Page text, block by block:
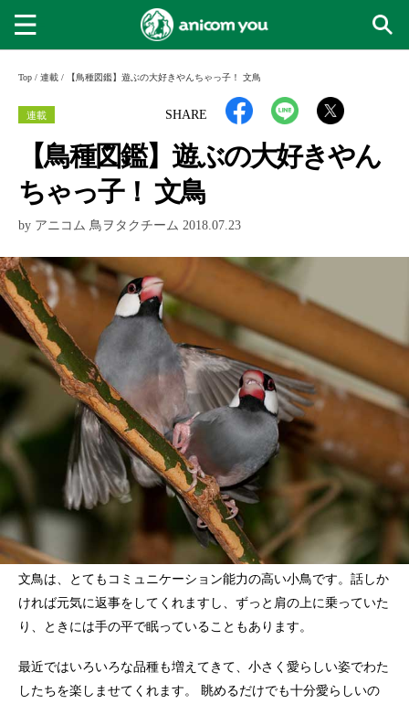
Top / 連載 / 【鳥種図鑑】遊ぶの大好きやんちゃっ子！ 文鳥
SHARE
連載
【鳥種図鑑】遊ぶの大好きやん
ちゃっ子！ 文鳥
by アニコム 鳥ヲタクチーム 2018.07.23
文鳥は、とてもコミュニケーション能力の高い小鳥です。話しか
ければ元気に返事をしてくれますし、ずっと肩の上に乗っていた
り、ときには手の平で眠っていることもあります。
最近ではいろいろな品種も増えてきて、小さく愛らしい姿でわた
したちを楽しませてくれます。 眺めるだけでも十分愛らしいの